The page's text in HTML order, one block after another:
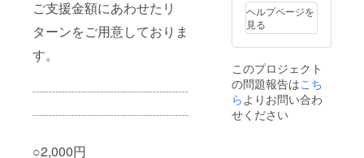
ご支援金額にあわせたリ
ターンをご用意しておりま
す。
┈┈┈┈┈┈┈┈┈┈┈┈
┈┈┈┈┈┈┈┈┈┈┈┈
○2,000円
開：
S/M/L/X
L 【パ
ンフ
へのお
名前掲
載】 ラ
イブ来
場者様
ル員が
ライブ
当日に
着用す
ツと同
じもの
をお送
りいた
しま
ヘルプページを
見る
このプロジェクト
の問題報告はこち
ら よりお問い合わ
せください